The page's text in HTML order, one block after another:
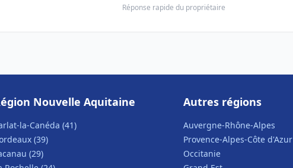
Réponse rapide du propriétaire
Nouvelle Aquitaine
la-Canéda (41)
(39)
(29)
Autres régions
Auvergne-Rhône-Alpes
Provence-Alpes-Côte d'Azur
Occitanie